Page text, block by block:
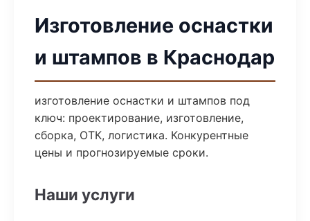
Изготовление оснастки
и штампов в Краснодар
изготовление оснастки и штампов под
ключ: проектирование, изготовление,
сборка, ОТК, логистика. Конкурентные
цены и прогнозируемые сроки.
Наши услуги